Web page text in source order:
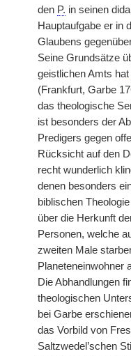
den P. in seinen
Hauptaufgabe er in
Glaubens
Seine Grundsätze
geistlichen Amts hat
(Frankfurt, Garbe
das theologische
ist besonders der
Predigers gegen
Rücksicht auf den
recht wunderlich
denen besonders
biblischen
über die Herkunft
Personen, welche
zweiten Male
Planeteneinwohner
Die Abhandlungen
theologischen
bei Garbe
das Vorbild von
Saltzwedel’schen